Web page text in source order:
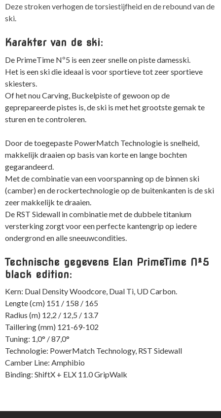
Deze stroken verhogen de torsiestijfheid en de rebound van de
ski.
Karakter van de ski:
De PrimeTime Nº5 is een zeer snelle on piste damesski.
Het is een ski die ideaal is voor sportieve tot zeer sportieve
skiesters.
Of het nou Carving, Buckelpiste of gewoon op de
geprepareerde pistes is, de ski is met het grootste gemak te
sturen en te controleren.
Door de toegepaste PowerMatch Technologie is snelheid,
makkelijk draaien op basis van korte en lange bochten
gegarandeerd.
Met de combinatie van een voorspanning op de binnen ski
(camber) en de rockertechnologie op de buitenkanten is de ski
zeer makkelijk te draaien.
De RST Sidewall in combinatie met de dubbele titanium
versterking zorgt voor een perfecte kantengrip op iedere
ondergrond en alle sneeuwcondities.
Technische gegevens Elan PrimeTime Nº5
black edition:
Kern: Dual Density Woodcore, Dual Ti, UD Carbon.
Lengte (cm) 151 / 158 / 165
Radius (m) 12,2 / 12,5 / 13.7
Taillering (mm) 121-69-102
Tuning: 1,0° / 87,0°
Technologie: PowerMatch Technology, RST Sidewall
Camber Line: Amphibio
Binding: ShiftX + ELX 11.0 GripWalk